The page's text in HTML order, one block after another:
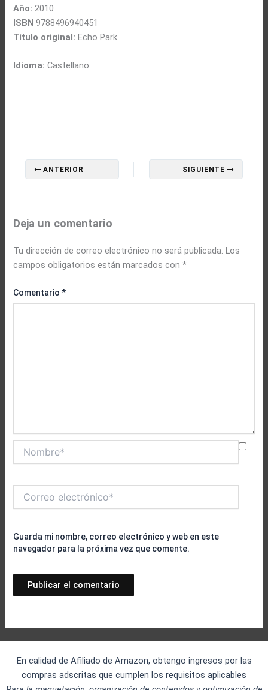
Año: 2010
ISBN 9788496940451
Título original: Echo Park
Idioma: Castellano
ANTERIOR SIGUIENTE
Deja un comentario
Tu dirección de correo electrónico no será publicada. Los
campos obligatorios están marcados con*
Comentario*
electrónico*
Guarda mi nombre, correo electrónico y web en este
navegador para la próxima vez que comente.
En calidad de Afiliado de Amazon, obtengo ingresos por las
compras adscritas que cumplen los requisitos aplicables